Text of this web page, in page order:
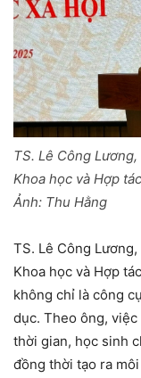
TS. Lê Công
Khoa học và Hợp
Ảnh: Thu Hằng
TS. Lê Công
Khoa học và Hợp
không chỉ là công
dục. Theo ông,
thời gian, học sinh
đồng thời tạo ra